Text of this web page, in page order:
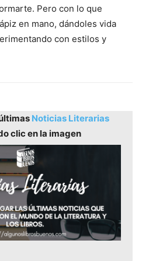
Pero con lo que
en mano, dándoles vida
con estilos y
Noticias Literarias
clic en la imagen